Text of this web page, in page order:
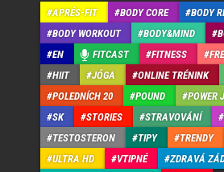
APRÉS-FIT BODY CORE
BODY
BODY WORKOUT
BODY&MIND
EN
FITCAST FITNESS
HIIT
JÓGA ONLINE TRÉNINK
POLEDNÍCH 20
POUND POWER
SK
STORIES STRAVOVÁNÍ
TESTOSTERON
TIPY TRENDY
ULTRA HD
VTIPNÉ ZDRAVÁ